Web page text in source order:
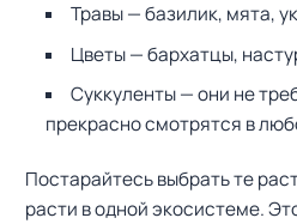
Травы — базилик, мята,
Цветы — бархатцы,
Суккуленты — они не
прекрасно смотрятся в
Постарайтесь выбрать те
расти в одной экосистеме.